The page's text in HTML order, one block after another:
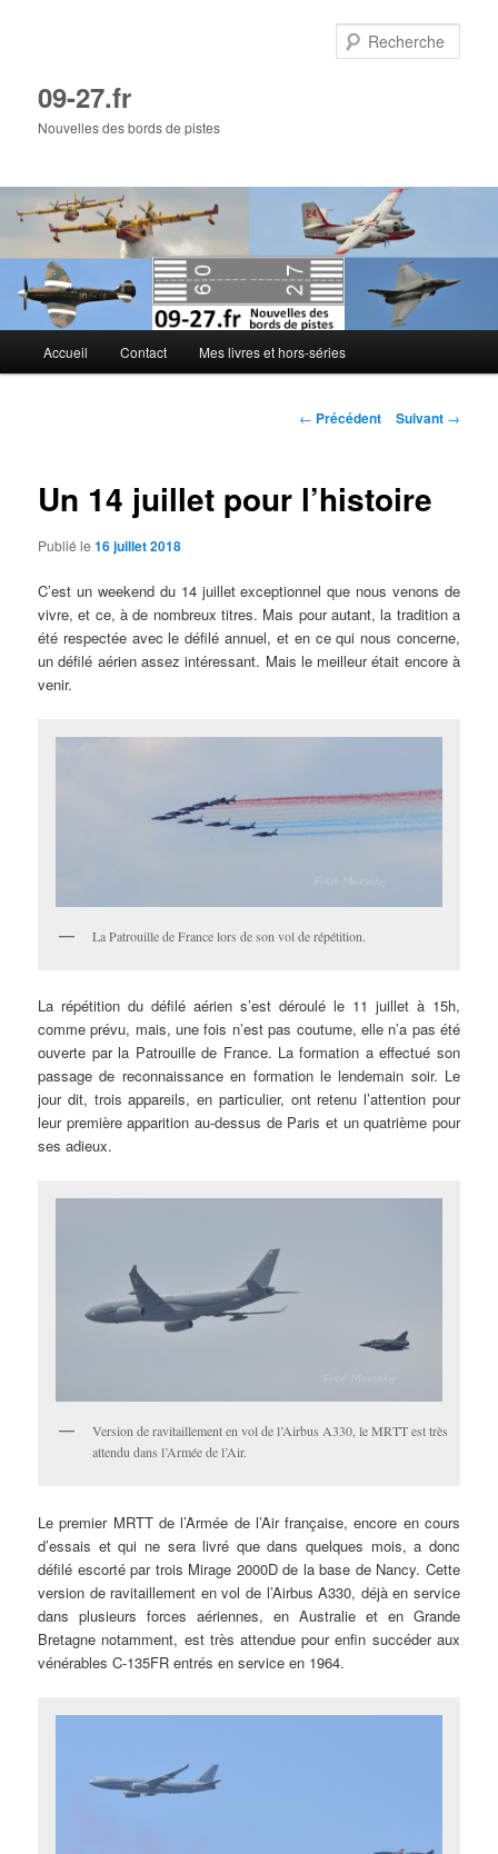
09-27.fr
Nouvelles des bords de pistes
principal
Accueil Contact Mes livres et hors-séries
Navigation
← Précédent Suivant →
Un 14 juillet pour l’histoire
Publié le16 juillet 2018
C’est un weekend du 14 juillet exceptionnel que nous venons de
vivre, et ce, à de nombreux titres. Mais pour autant, la tradition a
été respectée avec le défilé annuel, et en ce qui nous concerne,
un défilé aérien assez intéressant. Mais le meilleur était encore à
venir.
La Patrouille de France lors de son vol de répétition.
La répétition du défilé aérien s’est déroulé le 11 juillet à 15h,
comme prévu, mais, une fois n’est pas coutume, elle n’a pas été
ouverte par la Patrouille de France. La formation a effectué son
passage de reconnaissance en formation le lendemain soir. Le
jour dit, trois appareils, en particulier, ont retenu l’attention pour
leur première apparition au-dessus de Paris et un quatrième pour
ses adieux.
Version de ravitaillement en vol de l’Airbus A330, le MRTT est très
attendu dans l’Armée de l’Air.
Le premier MRTT de l’Armée de l’Air française, encore en cours
d’essais et qui ne sera livré que dans quelques mois, a donc
défilé escorté par trois Mirage 2000D de la base de Nancy. Cette
version de ravitaillement en vol de l’Airbus A330, déjà en service
dans plusieurs forces aériennes, en Australie et en Grande
Bretagne notamment, est très attendue pour enfin succéder aux
vénérables C-135FR entrés en service en 1964.